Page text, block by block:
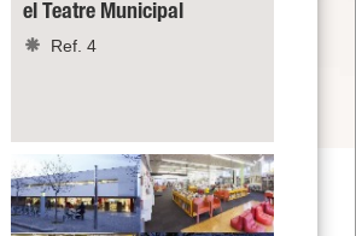
el Teatre Municipal
Ref. 4